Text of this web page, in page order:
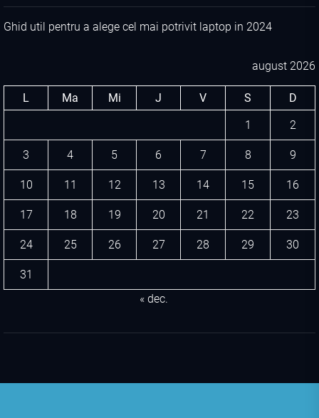
Ghid util pentru a alege cel mai potrivit laptop in 2024
august 2026
L Ma Mi J V S
D
1
2
3 4 5 6 7 8 9
10 11 12 13 14 15 16
17 18 19 20 21 22 23
24 25 26 27 28 29 30
31
« dec.